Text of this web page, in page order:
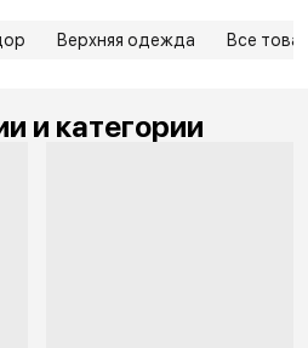
Верхняя одежда Все
и категории